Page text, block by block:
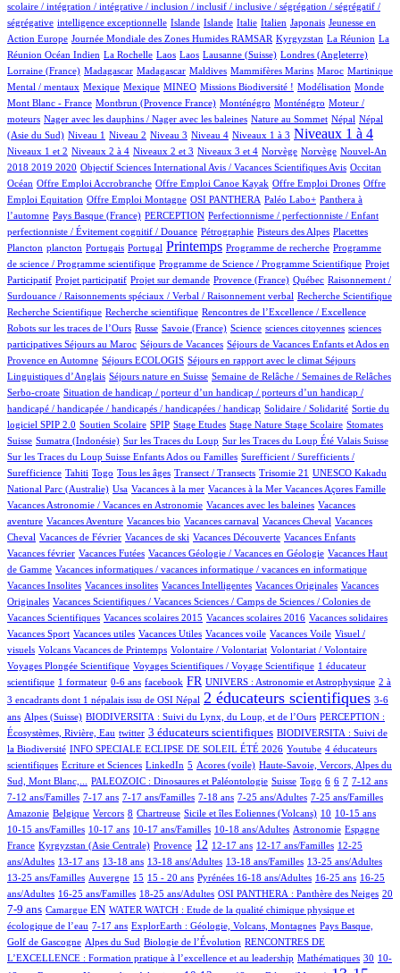
scolaire / intégration / intégrative / inclusion / inclusif / inclusive / ségrégation / ségrégatif /
ségrégative
1/586 intelligence exceptionnelle
7/586 Islande
6/586 Islande
1/586 Italie
34/586 Italien
4/586 Japonais
2/586
Jeunesse en
Action Europe
5/586 Journée Mondiale des Zones Humides RAMSAR
46/586 Kyrgyzstan
6/586 La Réunion
5/586
La
Réunion Océan Indien
1/586 La Rochelle
1/586 Laos
1/586 Laos
2/586 Lausanne (Suisse)
64/586 Londres (Angleterre)
1/586
Lorraine (France)
4/586 Madagascar
4/586 Madagascar
1/586 Maldives
1/586 Mammifères Marins
4/586 Maroc
13/586 Martinique
1/586
Mental / mentaux
1/586 Mexique
1/586 Mexique
14/586 MINEO
23/586 Missions Biodiversité !
1/586 Modélisation
3/586 Monde
1/586
Mont Blanc - France
5/586 Montbrun (Provence France)
4/586 Monténégro
4/586 Monténégro
1/586
Moteur /
moteurs
1/586 Nager avec les dauphins / Nager avec les baleines
2/586 Nature au Sommet
7/586 Népal
7/586
Népal
(Asie du Sud)
8/586 Niveau 1
9/586 Niveau 2
7/586 Niveau 3
57/586 Niveau 4
52/586 Niveaux 1 à 3
270/586 Niveaux 1 à 4
9/586
Niveaux 1 et 2
41/586 Niveaux 2 à 4
5/586 Niveaux 2 et 3
109/586 Niveaux 3 et 4
2/586 Norvège
2/586 Norvège
15/586
Nouvel-An
2018 2019 2020
1/586 Objectif Sciences International Avis / Vacances Scientifiques Avis
6/586 Occitan
81/586
Océan
1/586Offre Emploi Accrobranche
1/586 Offre Emploi Canoe Kayak
1/586 Offre Emploi Drones
1/586
Offre
Emploi Equitation
1/586 Offre Emploi Montagne
50/586 OSI PANTHERA
42/586 Paléo Labo+
49/586
Panthera à
l’automne
3/586 Pays Basque (France)
26/586 PERCEPTION
1/586
Perfectionnisme / perfectionniste / Enfant
perfectionniste / Évitement cognitif / Douance
1/586 Pétrographie
8/586 Pisteurs des Alpes
3/586 Placettes
1/586
Plancton
1/586 plancton
8/586 Portugais
1/586 Portugal
264/586 Printemps
1/586 Programme de recherche
1/586
Programme
de science / Programme scientifique
2/586 Programme de Science / Programme Scientifique
1/586
Projet
Participatif
1/586 Projet participatif
12/586 Projet sur demande
37/586 Provence (France)
3/586 Québec
1/586
Raisonnement /
Surdouance / Raisonnements spéciaux / Verbal / Raisonnement verbal
1/586 Recherche Scientifique
1/586
Recherche Scientifique
1/586 Recherche scientifique
1/586 Rencontres de l’Excellence / Excellence
3/586
Robots sur les traces de l’Ours
46/586 Russe
3/586 Savoie (France)
2/586 Science
1/586 sciences citoyennes
1/586
sciences
participatives
1/586 Séjours au Maroc
45/586 Séjours de Vacances
29/586
Séjours de Vacances Enfants et Ados en
Provence en Automne
3/586 Séjours ECOLOGIS
11/586 Séjours en rapport avec le climat
70/586
Séjours
Linguistiques d’Anglais
8/586 Séjours nature en Suisse
45/586 Semaine de Relâche / Semaines de Relâches
4/586
Serbo-croate
1/586
Situation de handicap / porteur d’un handicap / porteurs d’un handicap /
handicapé / handicapée / handicapés / handicapées / handicap
2/586 Solidaire / Solidarité
3/586
Sortie du
logiciel SPIP 2.0
25/586 Soutien Scolaire
3/586 SPIP
1/586 Stage Etudes
1/586 Stage Nature
2/586 Stage Scolaire
1/586 Stomates
87/586
Suisse
10/586Sumatra (Indonésie)
2/586 Sur les Traces du Loup
4/586 Sur les Traces du Loup Été Valais Suisse
3/586
Sur les Traces du Loup Suisse Enfants Ados ou Familles
1/586
Surefficient / Surefficients /
Surefficience
11/586 Tahiti
6/586 Togo
10/586 Tous les âges
45/586 Transect / Transects
1/586 Trisomie 21
1/586
UNESCO Kakadu
National Parc (Australie)
5/586 Usa
1/586 Vacances à la mer
1/586 Vacances à la Mer
1/586 Vacances Açores Famille
17/586
Vacances Astronomie / Vacances en Astronomie
1/586 Vacances avec les baleines
1/586
Vacances
aventure
2/586 Vacances Aventure
1/586 Vacances bio
1/586 Vacances carnaval
51/586 Vacances Cheval
1/586
Vacances
Cheval
17/586Vacances de Février
1/586 Vacances de ski
1/586 Vacances Découverte
16/586 Vacances Enfants
1/586
Vacances février
2/586 Vacances Futées
9/586 Vacances Géologie / Vacances en Géologie
1/586
Vacances Haut
de Gamme
1/586 Vacances informatiques / vacances informatique / vacances en informatique
1/586
Vacances Insolites
1/586 Vacances insolites
1/586 Vacances Intelligentes
2/586 Vacances Originales
1/586
Vacances
Originales
2/586
Vacances Scientifiques / Vacances Sciences / Camps de Sciences / Colonies de
Vacances Scientifiques
1/586 Vacances scolaires 2015
1/586 Vacances scolaires 2016
1/586 Vacances solidaires
1/586
Vacances Sport
1/586 Vacances utiles
1/586 Vacances Utiles
1/586 Vacances voile
1/586 Vacances Voile
1/586
Visuel /
visuels
2/586Volcans Vacances de Printemps
1/586 Volontaire / Volontariat
1/586 Volontariat / Volontaire
40/586
Voyages Plongée Scientifique
2/586 Voyages Scientifiques / Voyage Scientifique
77/586
1 éducateur
scientifique
4/586 1 formateur
3/586 0-6 ans
8/586 facebook
207/586 FR
21/586 UNIVERS : Astronomie et Astrophysique
4/586
2 à
3 encadrants dont 1 népalais issu de OSI Népal
346/586 2 éducateurs scientifiques
8/586
3-6
ans
66/586Alpes (Suisse)
26/586 BIODIVERSITA : Suivi du Lynx, du Loup, et de l’Ours
8/586
PERCEPTION :
Écosystèmes, Rivière, Eau
1/586 twitter
158/586 3 éducateurs scientifiques
37/586
BIODIVERSITA : Suivi de
la Biodiversité
44/586 INFO SPECIALE ECLIPSE DE SOLEIL ÉTÉ 2026
1/586 Youtube
27/586
4 éducateurs
scientifiques
1/586 Ecriture et Sciences
1/586 LinkedIn
16/586 5
3/586 Acores (voile)
9/586
Haute-Savoie, Vercors, Alpes du
Sud, Mont Blanc,...
42/586 PALEOZOIC : Dinosaures et Paléontologie
2/586 Suisse
4/586 Togo
1/586 6
19/586 6
47/586 7
9/586 7-12 ans
43/586
7-12 ans/Familles
2/586 7-17 ans
30/586 7-17 ans/Familles
24/586 7-18 ans
1/586 7-25 ans/Adultes
7/586 7-25 ans/Familles
1/586
Amazonie
1/586 Belgique
1/586 Vercors
38/586 8
1/586 Chartreuse
3/586 Sicile et îles Eoliennes (Volcans)
52/586 10
2/586 10-15 ans
2/586
10-15 ans/Familles
4/586 10-17 ans
9/586 10-17 ans/Familles
4/586 10-18 ans/Adultes
48/586 Astronomie
44/586 Espagne
6/586
France
53/586Kyrgyzstan (Asie Centrale)
116/586 Provence
248/586 12
17/586 12-17 ans
3/586 12-17 ans/Familles
1/586
12-25
ans/Adultes
80/586 13-17 ans
7/586 13-18 ans
23/586 13-18 ans/Adultes
5/586 13-18 ans/Familles
1/586 13-25 ans/Adultes
1/586
13-25 ans/Familles
2/586 Auvergne
119/586 15
20/586 15 - 20 ans
33/586 Pyrénées
56/586 16-18 ans/Adultes
3/586 16-25 ans
2/586
16-25
ans/Adultes
3/586 16-25 ans/Familles
7/586 18-25 ans/Adultes
50/586 OSI PANTHERA : Panthère des Neiges
52/586 20
148/586
7-9 ans
2/586 Camargue
127/586 EN
6/586
WATER WATCH : Etude de la qualité chimique physique et
écologique de l’eau
12/586 7-17 ans
17/586 ExplorEarth : Géologie, Volcans, Montagnes
22/586
Pays Basque,
Golf de Gascogne
12/586 Alpes du Sud
3/586 Biologie de l’Évolution
86/586
RENCONTRES DE
L’EXCELLENCE : Formation pratique à l’excellence et au leadership
2/586 Mathématiques
7/586 30
73/586
10-